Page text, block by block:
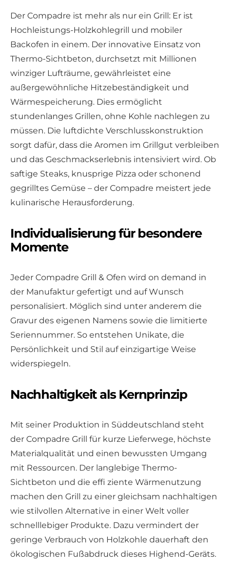
Der Compadre ist mehr als nur ein Grill: Er ist
Hochleistungs-Holzkohlegrill und mobiler
Backofen in einem. Der innovative Einsatz von
Thermo-Sichtbeton, durchsetzt mit Millionen
winziger Lufträume, gewährleistet eine
außergewöhnliche Hitzebeständigkeit und
Wärmespeicherung. Dies ermöglicht
stundenlanges Grillen, ohne Kohle nachlegen zu
müssen. Die luftdichte Verschlusskonstruktion
sorgt dafür, dass die Aromen im Grillgut verbleiben
und das Geschmackserlebnis intensiviert wird. Ob
saftige Steaks, knusprige Pizza oder schonend
gegrilltes Gemüse – der Compadre meistert jede
kulinarische Herausforderung.
Individualisierung für besondere
Momente
Jeder Compadre Grill & Ofen wird on demand in
der Manufaktur gefertigt und auf Wunsch
personalisiert. Möglich sind unter anderem die
Gravur des eigenen Namens sowie die limitierte
Seriennummer. So entstehen Unikate, die
Persönlichkeit und Stil auf einzigartige Weise
widerspiegeln.
Nachhaltigkeit als Kernprinzip
Mit seiner Produktion in Süddeutschland steht
der Compadre Grill für kurze Lieferwege, höchste
Materialqualität und einen bewussten Umgang
mit Ressourcen. Der langlebige Thermo-
Sichtbeton und die effi ziente Wärmenutzung
machen den Grill zu einer gleichsam nachhaltigen
wie stilvollen Alternative in einer Welt voller
schnelllebiger Produkte. Dazu vermindert der
geringe Verbrauch von Holzkohle dauerhaft den
ökologischen Fußabdruck dieses Highend-Geräts.